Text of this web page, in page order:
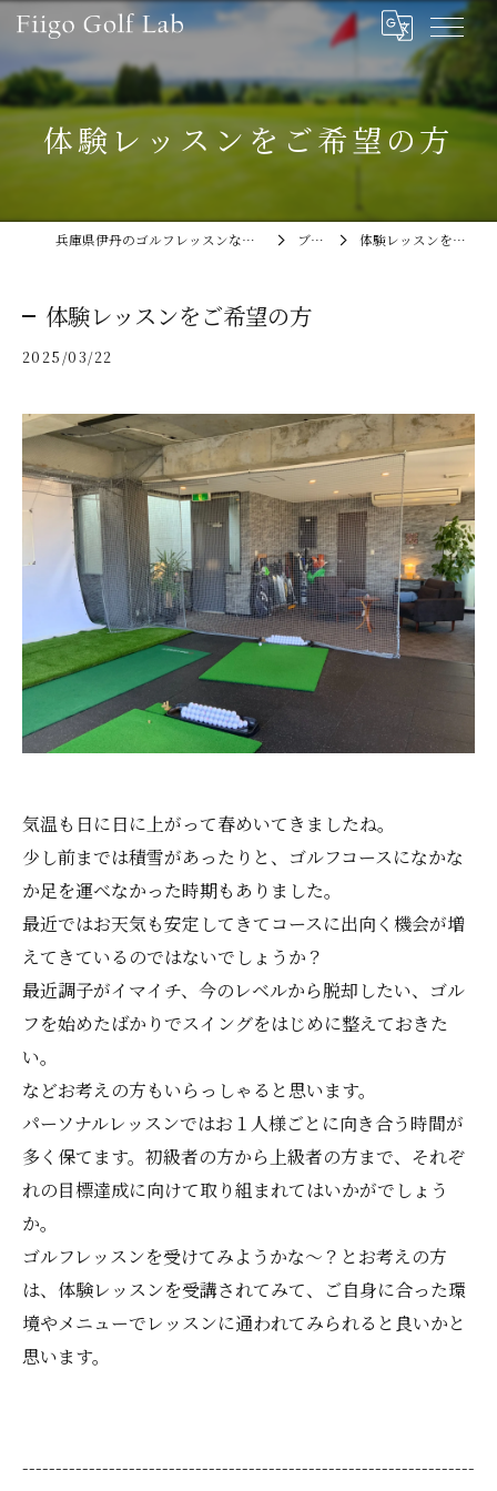
体験レッスンをご希望の方
兵庫県伊丹のゴルフレッスンならFiigo Golf Lab ブログ 体験レッスンをご希望の方
体験レッスンをご希望の方
2025/03/22
気温も日に日に上がって春めいてきましたね。
少し前までは積雪があったりと、ゴルフコースになかな
か足を運べなかった時期もありました。
最近ではお天気も安定してきてコースに出向く機会が増
えてきているのではないでしょうか？
最近調子がイマイチ、今のレベルから脱却したい、ゴル
フを始めたばかりでスイングをはじめに整えておきた
い。
などお考えの方もいらっしゃると思います。
パーソナルレッスンではお１人様ごとに向き合う時間が
多く保てます。初級者の方から上級者の方まで、それぞ
れの目標達成に向けて取り組まれてはいかがでしょう
か。
ゴルフレッスンを受けてみようかな～？とお考えの方
は、体験レッスンを受講されてみて、ご自身に合った環
境やメニューでレッスンに通われてみられると良いかと
思います。
--------------------------------------------------------------------